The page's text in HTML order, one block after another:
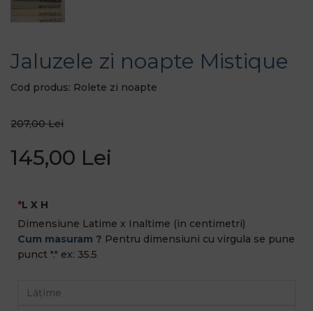
Jaluzele zi noapte Mistique
Cod produs: Rolete zi noapte
207,00 Lei
145,00 Lei
L X H
Dimensiune Latime x Inaltime (in centimetri)
Cum masuram ? Pentru dimensiuni cu virgula se pune
punct "." ex: 35.5